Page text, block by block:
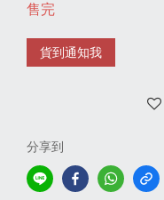
售完
貨到通知我
分享到